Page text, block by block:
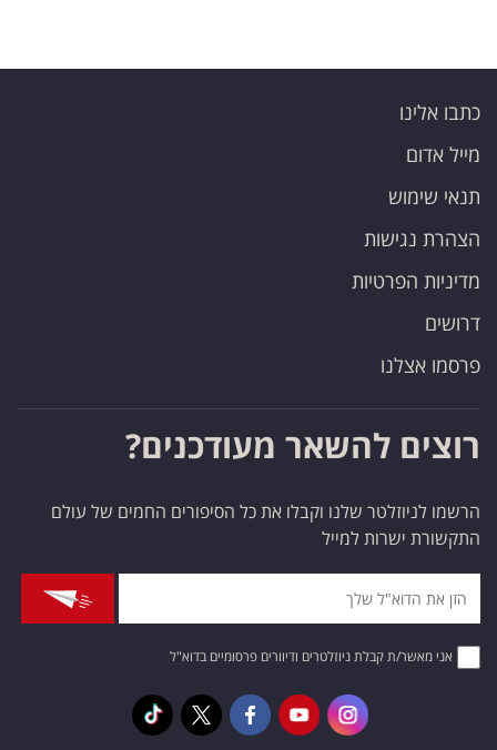
כתבו אלינו
מייל אדום
תנאי שימוש
הצהרת נגישות
מדיניות הפרטיות
דרושים
פרסמו אצלנו
רוצים להשאר מעודכנים?
הרשמו לניוזלטר שלנו וקבלו את כל הסיפורים החמים של עולם
התקשורת ישרות למייל
אני מאשר/ת קבלת ניוזלטרים ודיוורים פרסומיים בדוא"ל